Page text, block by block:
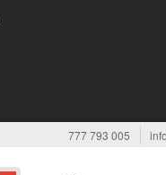
777 793 005